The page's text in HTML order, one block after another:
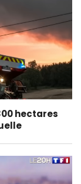
hectares